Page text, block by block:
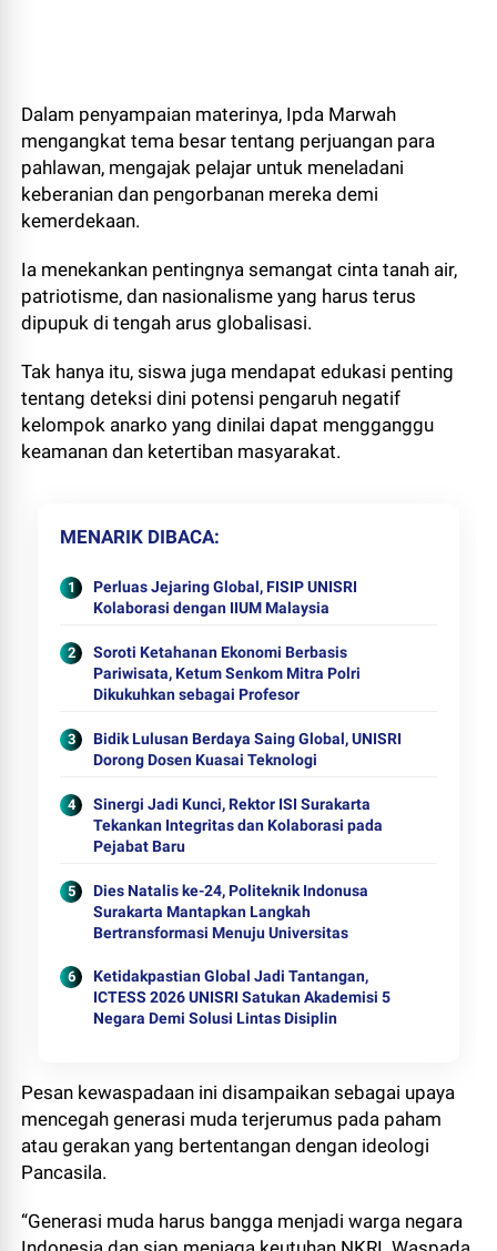
Dalam penyampaian materinya, Ipda Marwah
mengangkat tema besar tentang perjuangan para
pahlawan, mengajak pelajar untuk meneladani
keberanian dan pengorbanan mereka demi
kemerdekaan.
Ia menekankan pentingnya semangat cinta tanah air,
patriotisme, dan nasionalisme yang harus terus
dipupuk di tengah arus globalisasi.
Tak hanya itu, siswa juga mendapat edukasi penting
tentang deteksi dini potensi pengaruh negatif
kelompok anarko yang dinilai dapat mengganggu
keamanan dan ketertiban masyarakat.
MENARIK DIBACA
Perluas Jejaring Global, FISIP UNISRI
Kolaborasi dengan IIUM Malaysia
Soroti Ketahanan Ekonomi Berbasis
Pariwisata, Ketum Senkom Mitra Polri
Dikukuhkan sebagai Profesor
Bidik Lulusan Berdaya Saing Global, UNISRI
Dorong Dosen Kuasai Teknologi
Sinergi Jadi Kunci, Rektor ISI Surakarta
Tekankan Integritas dan Kolaborasi pada
Pejabat Baru
Dies Natalis ke-24, Politeknik Indonusa
Surakarta Mantapkan Langkah
Bertransformasi Menuju Universitas
Ketidakpastian Global Jadi Tantangan,
ICTESS 2026 UNISRI Satukan Akademisi 5
Negara Demi Solusi Lintas Disiplin
Pesan kewaspadaan ini disampaikan sebagai upaya
mencegah generasi muda terjerumus pada paham
atau gerakan yang bertentangan dengan ideologi
Pancasila.
“Generasi muda harus bangga menjadi warga negara